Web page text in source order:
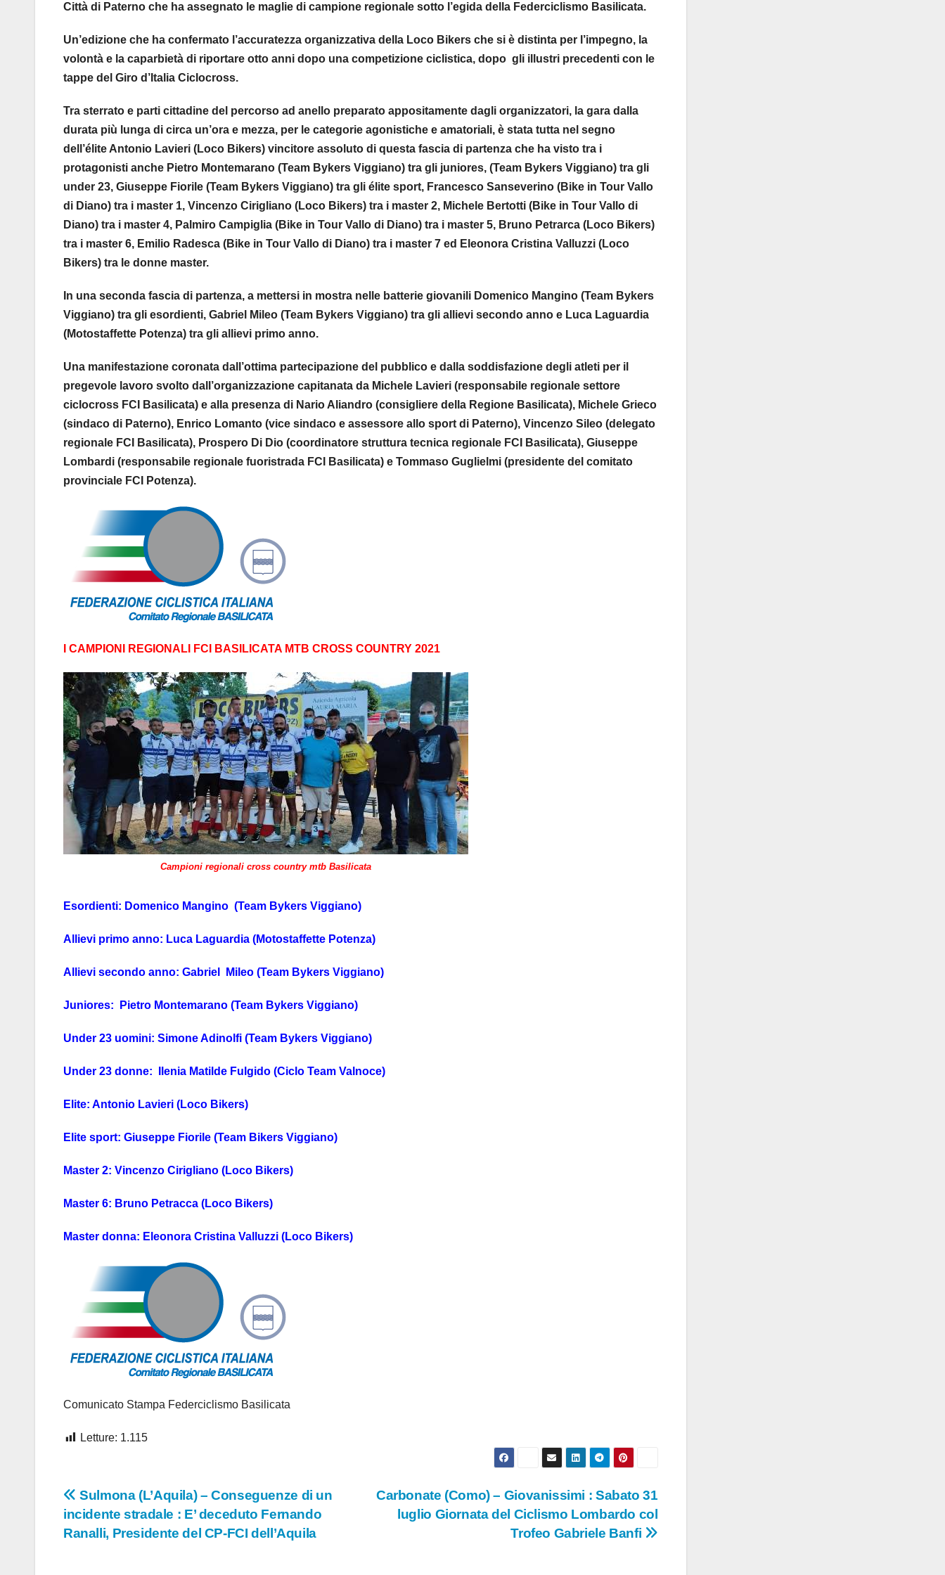
Città di Paterno che ha assegnato le maglie di campione regionale sotto l’egida della Federciclismo Basilicata.
Un’edizione che ha confermato l’accuratezza organizzativa della Loco Bikers che si è distinta per l’impegno, la
volontà e la caparbietà di riportare otto anni dopo una competizione ciclistica, dopo gli illustri precedenti con le
tappe del Giro d’Italia Ciclocross.
Tra sterrato e parti cittadine del percorso ad anello preparato appositamente dagli organizzatori, la gara dalla
durata più lunga di circa un’ora e mezza, per le categorie agonistiche e amatoriali, è stata tutta nel segno
dell’élite Antonio Lavieri (Loco Bikers) vincitore assoluto di questa fascia di partenza che ha visto tra i
protagonisti anche Pietro Montemarano (Team Bykers Viggiano) tra gli juniores, (Team Bykers Viggiano) tra gli
under 23, Giuseppe Fiorile (Team Bykers Viggiano) tra gli élite sport, Francesco Sanseverino (Bike in Tour Vallo
di Diano) tra i master 1, Vincenzo Cirigliano (Loco Bikers) tra i master 2, Michele Bertotti (Bike in Tour Vallo di
Diano) tra i master 4, Palmiro Campiglia (Bike in Tour Vallo di Diano) tra i master 5, Bruno Petrarca (Loco Bikers)
tra i master 6, Emilio Radesca (Bike in Tour Vallo di Diano) tra i master 7 ed Eleonora Cristina Valluzzi (Loco
Bikers) tra le donne master.
In una seconda fascia di partenza, a mettersi in mostra nelle batterie giovanili Domenico Mangino (Team Bykers
Viggiano) tra gli esordienti, Gabriel Mileo (Team Bykers Viggiano) tra gli allievi secondo anno e Luca Laguardia
(Motostaffette Potenza) tra gli allievi primo anno.
Una manifestazione coronata dall’ottima partecipazione del pubblico e dalla soddisfazione degli atleti per il
pregevole lavoro svolto dall’organizzazione capitanata da Michele Lavieri (responsabile regionale settore
ciclocross FCI Basilicata) e alla presenza di Nario Aliandro (consigliere della Regione Basilicata), Michele Grieco
(sindaco di Paterno), Enrico Lomanto (vice sindaco e assessore allo sport di Paterno), Vincenzo Sileo (delegato
regionale FCI Basilicata), Prospero Di Dio (coordinatore struttura tecnica regionale FCI Basilicata), Giuseppe
Lombardi (responsabile regionale fuoristrada FCI Basilicata) e Tommaso Guglielmi (presidente del comitato
provinciale FCI Potenza).
I CAMPIONI REGIONALI FCI BASILICATA MTB CROSS COUNTRY 2021
Campioni regionali cross country mtb Basilicata
Esordienti: Domenico Mangino (Team Bykers Viggiano)
Allievi primo anno: Luca Laguardia (Motostaffette Potenza)
Allievi secondo anno: Gabriel Mileo (Team Bykers Viggiano)
Juniores: Pietro Montemarano (Team Bykers Viggiano)
Under 23 uomini: Simone Adinolfi (Team Bykers Viggiano)
Under 23 donne: Ilenia Matilde Fulgido (Ciclo Team Valnoce)
Elite: Antonio Lavieri (Loco Bikers)
Elite sport: Giuseppe Fiorile (Team Bikers Viggiano)
Master 2: Vincenzo Cirigliano (Loco Bikers)
Master 6: Bruno Petracca (Loco Bikers)
Master donna: Eleonora Cristina Valluzzi (Loco Bikers)
Comunicato Stampa Federciclismo Basilicata
Letture: 1.115
Navigazione
articoli
Carbonate (Como) – Giovanissimi : Sabato 31
luglio Giornata del Ciclismo Lombardo col
Trofeo Gabriele Banfi
Sulmona (L’Aquila) – Conseguenze di un
incidente stradale : E’ deceduto Fernando
Ranalli, Presidente del CP-FCI dell’Aquila